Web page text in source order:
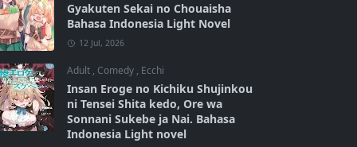
Gyakuten Sekai no Chouaisha
Bahasa Indonesia Light Novel
12 Jul, 2026
Adult , Comedy , Ecchi
Insan Eroge no Kichiku Shujinkou
ni Tensei Shita kedo, Ore wa
Sonnani Sukebe ja Nai. Bahasa
Indonesia Light novel